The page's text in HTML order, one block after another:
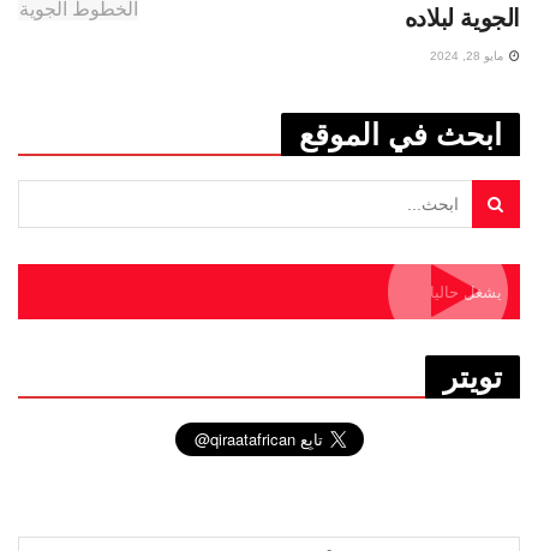
الجوية لبلاده
مايو 28, 2024
ابحث في الموقع
يشغل حاليا
تويتر